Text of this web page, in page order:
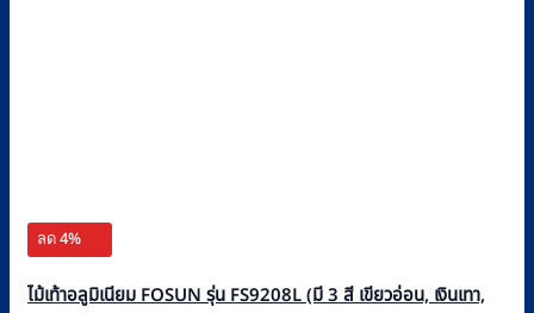
ลด 4%
ไม้เท้าอลูมิเนียม FOSUN รุ่น FS9208L (มี 3 สี เขียวอ่อน, เงินเทา,